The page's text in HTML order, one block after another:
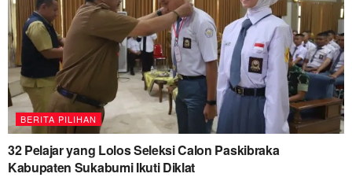
BERITA PILIHAN
32 Pelajar yang Lolos Seleksi Calon Paskibraka
Kabupaten Sukabumi Ikuti Diklat